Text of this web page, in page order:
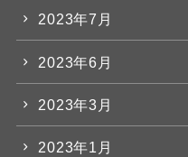
2023年7月
2023年6月
2023年3月
2023年1月